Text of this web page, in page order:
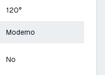
120°
Moderno
No